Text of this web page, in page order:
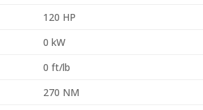
120 HP
0 kW
0 ft/lb
270 NM